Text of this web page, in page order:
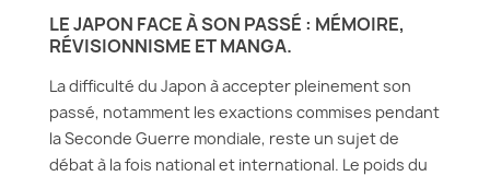
LE JAPON FACE À SON PASSÉ : MÉMOIRE,
RÉVISIONNISME ET MANGA.
La difficulté du Japon à accepter pleinement son
passé, notamment les exactions commises pendant
la Seconde Guerre mondiale, reste un sujet de
débat à la fois national et international. Le poids du